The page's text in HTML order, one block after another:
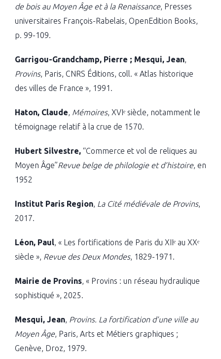
de bois au Moyen Âge et à la Renaissance, Presses
universitaires François-Rabelais, OpenEdition Books,
p. 99-109.
Garrigou-Grandchamp, Pierre ; Mesqui, Jean,
Provins, Paris, CNRS Éditions, coll. « Atlas historique
des villes de France », 1991.
Haton, Claude, Mémoires, XVIᵉ siècle, notamment le
témoignage relatif à la crue de 1570.
Hubert Silvestre, “Commerce et vol de reliques au
Moyen Âge”Revue belge de philologie et d’histoire, en
1952
Institut Paris Region, La Cité médiévale de Provins,
2017.
Léon, Paul, « Les fortifications de Paris du XIIᵉ au XXᵉ
siècle », Revue des Deux Mondes, 1829-1971.
Mairie de Provins, « Provins : un réseau hydraulique
sophistiqué », 2025.
Mesqui, Jean, Provins. La fortification d’une ville au
Moyen Âge, Paris, Arts et Métiers graphiques ;
Genève, Droz, 1979.